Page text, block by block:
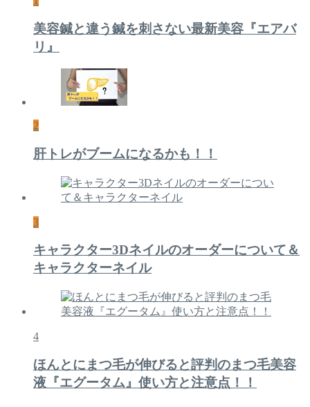
美容鍼と違う鍼を刺さない最新美容『エアバ
リ』
2
肝トレがブームになるかも！！
3
キャラクター3Dネイルのオーダーについて＆
キャラクターネイル
4
ほんとにまつ毛が伸びると評判のまつ毛美容
液『エグータム』使い方と注意点！！